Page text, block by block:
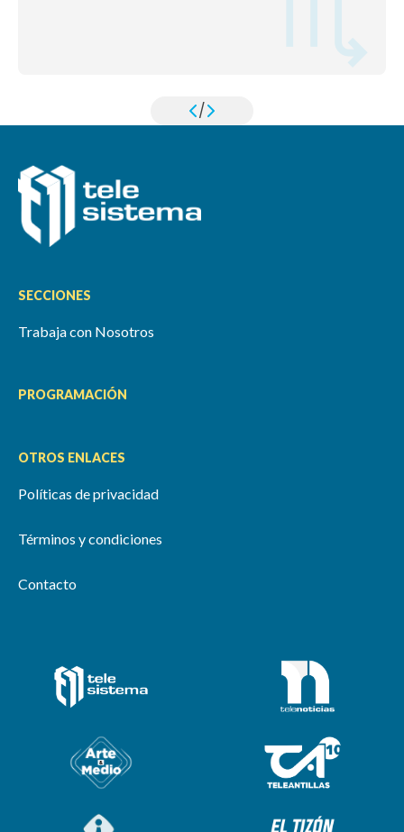
/
SECCIONES
Trabaja con Nosotros
PROGRAMACIÓN
OTROS ENLACES
Políticas de privacidad
Términos y condiciones
Contacto